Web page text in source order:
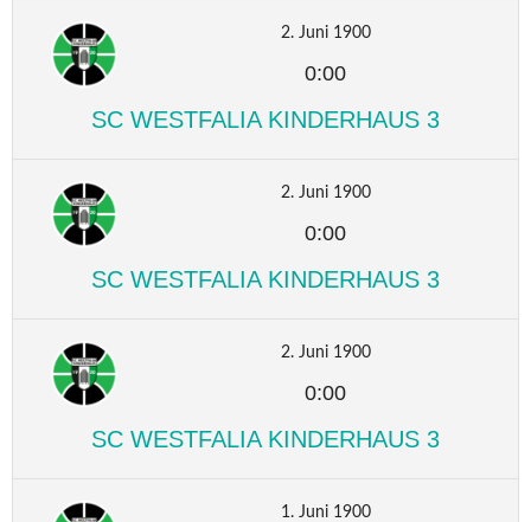
2. Juni 1900
0:00
SC WESTFALIA KINDERHAUS 3
2. Juni 1900
0:00
SC WESTFALIA KINDERHAUS 3
2. Juni 1900
0:00
SC WESTFALIA KINDERHAUS 3
1. Juni 1900